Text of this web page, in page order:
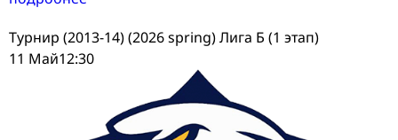
Турнир (2013-14) (2026 spring) Лига Б (1 этап)
11 Май12:30